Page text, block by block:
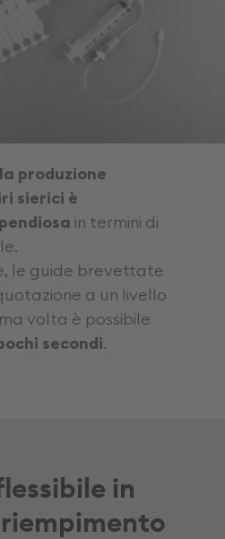
la produzione
sierici è
in termini di
le guide brevettate
a un livello
volta è possibile
secondi.
in